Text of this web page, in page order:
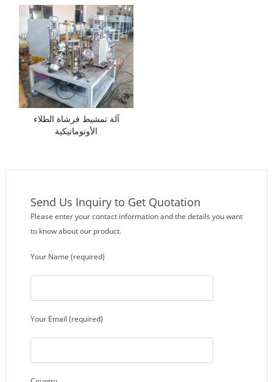
آلة تمشيط فرشاة الطلاء
الأوتوماتيكية
Send Us Inquiry to Get Quotation
Please enter your contact information and the details you want
to know about our product.
Your Name (required)
Your Email (required)